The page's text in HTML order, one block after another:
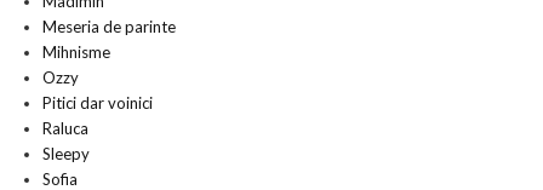
Meseria de parinte
Mihnisme
Ozzy
Pitici dar voinici
Raluca
Sleepy
Sofia